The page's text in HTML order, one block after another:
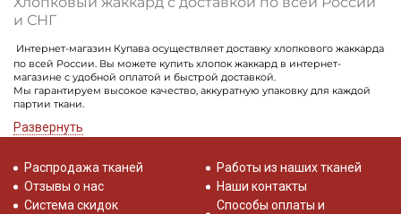
и СНГ
Интернет-магазин Купава осуществляет доставку хлопкового жаккарда
по всей России. Вы можете купить хлопок жаккард в интернет-
магазине с удобной оплатой и быстрой доставкой.
Мы гарантируем высокое качество, аккуратную упаковку для каждой
партии ткани.
Развернуть
Распродажа тканей
Отзывы о нас
Система скидок
Работы из наших тканей
Наши контакты
Способы оплаты и